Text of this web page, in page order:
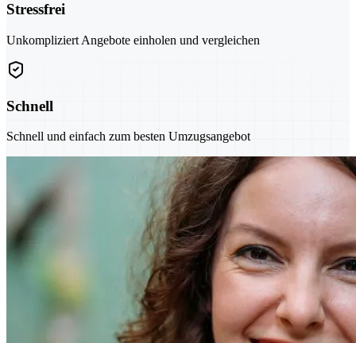
Stressfrei
Unkompliziert Angebote einholen und vergleichen
Schnell
Schnell und einfach zum besten Umzugsangebot